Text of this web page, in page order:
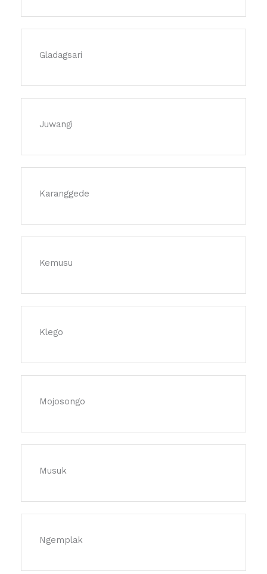
Gladagsari
Juwangi
Karanggede
Kemusu
Klego
Mojosongo
Musuk
Ngemplak